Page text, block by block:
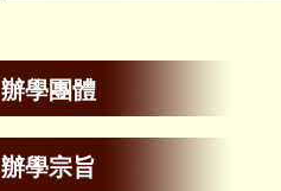
辦學團體
辦學宗旨